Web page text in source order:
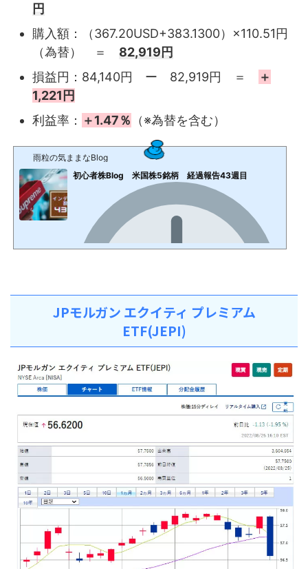
円
購入額：（367.20USD+383.1300）×110.51円
（為替） ＝ 82,919円
損益円：84,140円 ー 82,919円 ＝
＋
1,221円
利益率： ＋1.47％ （※為替を含む）
雨粒の気ままなBlog
初心者株Blog 米国株5銘柄 経過報告43週目
2022年7月24日
ポチッとお願いします！収支報告 発表 今までの購入総額：521,007円＋113,366円＋139,688円＋82,91
9円+13,756円 ＝ 870,736円 損益額： ＋52,209円＋29,842円＋24,368円+387円＋1,748円＝ ＋1
08,554円 損益％：＋12.47％前回の利益率 ＋8.37％でした。【一か月放置後の世界】お久しぶりです。
一か月が経過したため久しぶりの運用成績。円が弱すぎる感じですね！株価は、取得金額より低いです。
ドル：110.51円→137.93円 による利益が大きいですね。こうなると、利益を得るため利確するに
JPモルガン エクイティ プレミアム
ETF(JEPI)